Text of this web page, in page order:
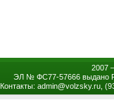
2007
ЭЛ № ФС77-57666 выдано
Контакты: admin@volzsky.ru,